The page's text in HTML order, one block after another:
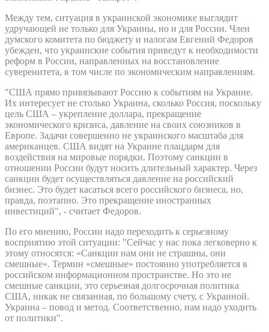
Между тем, ситуация в украинской экономике выглядит
удручающей не только для Украины, но и для России. Член
думского комитета по бюджету и налогам Евгений Федоров
убежден, что украинские события приведут к необходимости
реформ в России, направленных на восстановление
суверенитета, в том числе по экономическим направлениям.
"США прямо привязывают Россию к событиям на Украине.
Их интересует не столько Украина, сколько Россия, поскольку
цель США – укрепление доллара, прекращение
экономического кризиса, давление на своих союзников в
Европе. Задачи совершенно не украинского масштаба для
американцев. США видят на Украине плацдарм для
воздействия на мировые порядки. Поэтому санкции в
отношении России будут носить длительный характер. Через
санкции будет осуществляться давление на российский
бизнес. Это будет касаться всего российского бизнеса, но,
правда, поэтапно. Это прекращение иностранных
инвестиций", - считает Федоров.
По его мнению, России надо переходить к серьезному
восприятию этой ситуации: "Сейчас у нас пока легковерно к
этому относятся: «Санкции нам они не страшны, они
смешные». Термин «смешные» постоянно употребляется в
российском информационном пространстве. Но это не
смешные санкции, это серьезная долгосрочная политика
США, никак не связанная, по большому счету, с Украиной.
Украина – повод и метод. Соответственно, нам надо уходить
от политики".